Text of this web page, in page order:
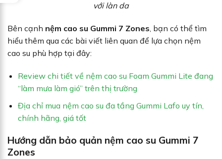
với làn da
Bên cạnh nệm cao su Gummi 7 Zones, bạn có thể tìm
hiểu thêm qua các bài viết liên quan để lựa chọn nệm
cao su phù hợp tại đây:
Review chi tiết về nệm cao su Foam Gummi Lite đang
“làm mưa làm gió” trên thị trường
Địa chỉ mua nệm cao su đa tầng Gummi Lafo uy tín,
chính hãng, giá tốt
Hướng dẫn bảo quản nệm cao su Gummi 7
Zones